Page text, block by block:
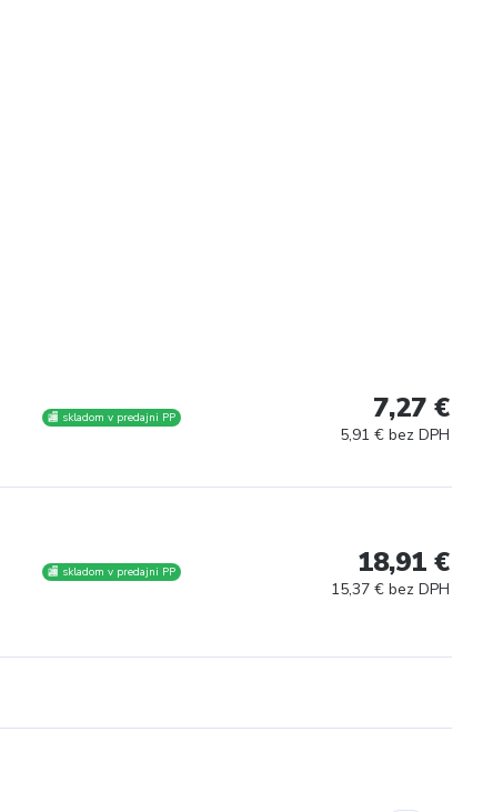
🏬 skladom v predajni PP 7,27 €
5,91 € bez DPH
🏬 skladom v predajni PP 18,91 €
15,37 € bez DPH